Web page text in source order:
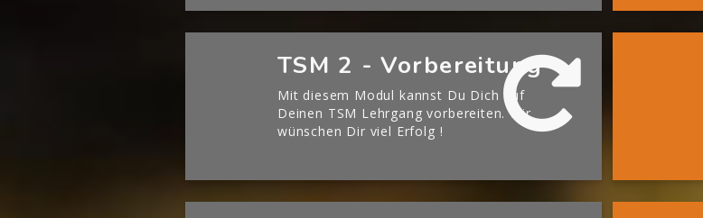
TSM 2 - Vorbereitung
Mit diesem Modul kannst Du Dich auf
Deinen TSM Lehrgang vorbereiten. Wir
wünschen Dir viel Erfolg !